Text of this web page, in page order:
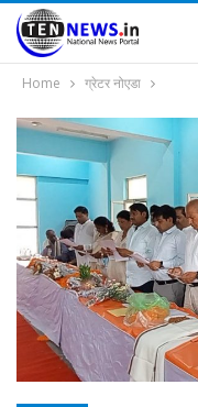
Home ग्रेटर नोएडा